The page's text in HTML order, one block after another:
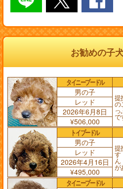
お勧めの子
タイニープードル
男の子
提
の
っ
で
レッド
2026年6月8日
¥506,000
トイプードル
男の子
提
す
ん
が
レッド
2026年4月16日
¥495,000
タイニープードル